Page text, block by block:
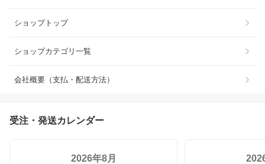
ショップトップ
ショップカテゴリ一覧
会社概要（支払・配送方法）
受注・発送カレンダー
2026年8月